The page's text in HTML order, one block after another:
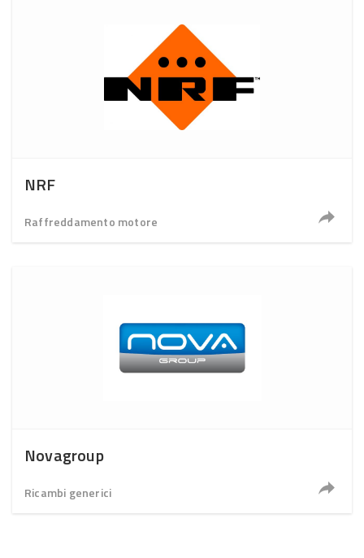
NRF
Raffreddamento motore
Novagroup
Ricambi generici